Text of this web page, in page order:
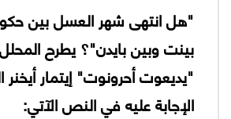
"هل انتهى شهر العسل بين
بينت وبين بايدن"؟ يطرح
"يديعوت أحرونوت" إيتمار
الإجابة عليه في النص الآتي: